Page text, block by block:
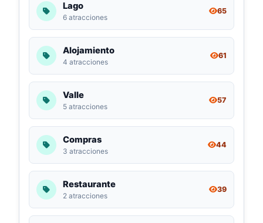
Lago
6 atracciones
65
Alojamiento
4 atracciones
61
Valle
5 atracciones
57
Compras
3 atracciones
44
Restaurante
2 atracciones
39